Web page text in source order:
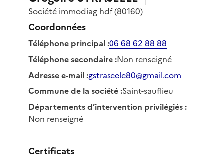
Société immodiag hdf(80160)
Coordonnées
Téléphone principal:06 68 62 88 88
Téléphone secondaire:Non renseigné
Adresse e-mail:gstraseele80@gmail.com
Commune de la société:Saint-sauflieu
Départements d’intervention privilégiés:
Non renseigné
Certificats